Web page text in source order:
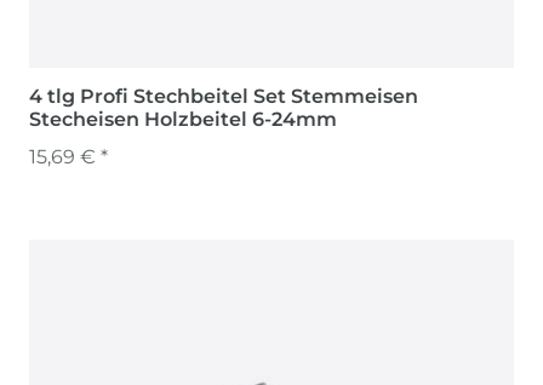
4 tlg Profi Stechbeitel Set Stemmeisen
Stecheisen Holzbeitel 6-24mm
15,69 € *